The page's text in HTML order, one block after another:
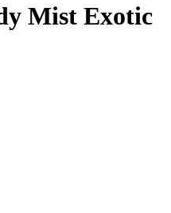
Mist Exotic